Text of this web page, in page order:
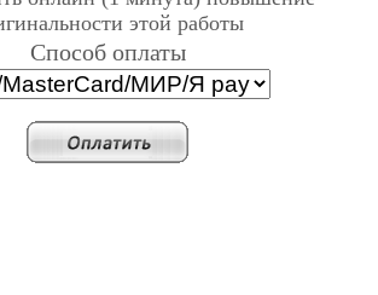
этой работы
Cпособ оплаты